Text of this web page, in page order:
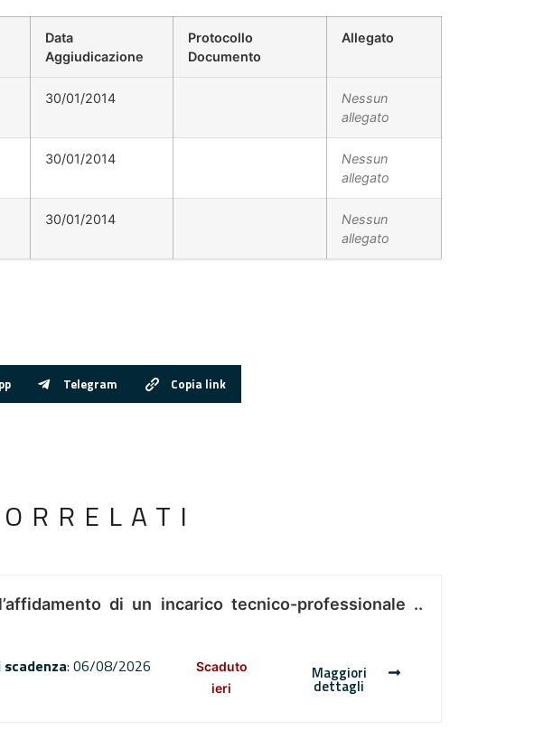
Data
Aggiudicazione
Protocollo
Documento
Allegato
30/01/2014
Nessun
allegato
30/01/2014
Nessun
allegato
30/01/2014
Nessun
allegato
Telegram Copia link
di un incarico tecnico-professionale ..
scadenza: 06/08/2026
Scaduto
ieri
Maggiori
dettagli